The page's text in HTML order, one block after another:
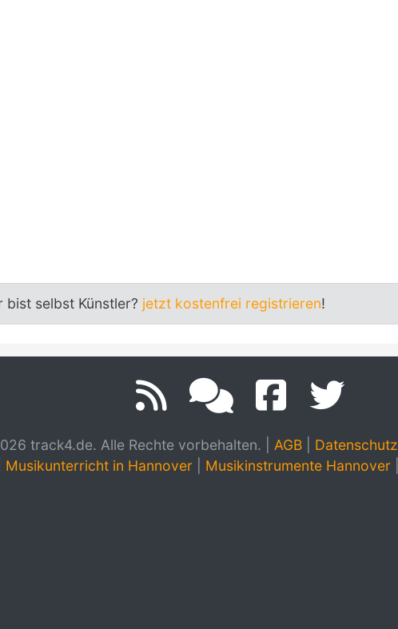
bist selbst Künstler? jetzt kostenfrei registrieren!
track4.de. Alle Rechte vorbehalten. AGB| Datenschutz
Musikunterricht in Hannover Musikinstrumente Hannover